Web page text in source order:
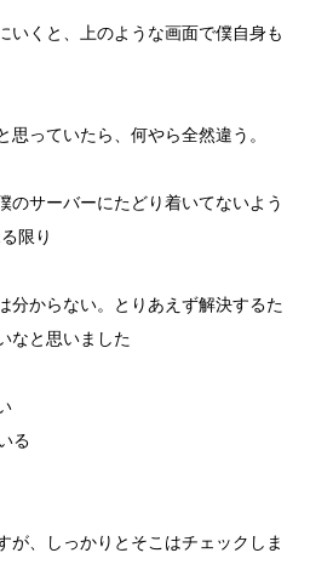
いくと、上のような画面で僕自身も
思っていたら、何やら全然違う。
のサーバーにたどり着いてないよう
限り
分からない。とりあえず解決するた
なと思いました
る
が、しっかりとそこはチェックしま